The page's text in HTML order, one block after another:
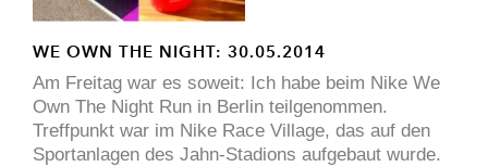
WE OWN THE NIGHT: 30.05.2014
Am Freitag war es soweit: Ich habe beim Nike We
Own The Night Run in Berlin teilgenommen.
Treffpunkt war im Nike Race Village, das auf den
Sportanlagen des Jahn-Stadions aufgebaut wurde.